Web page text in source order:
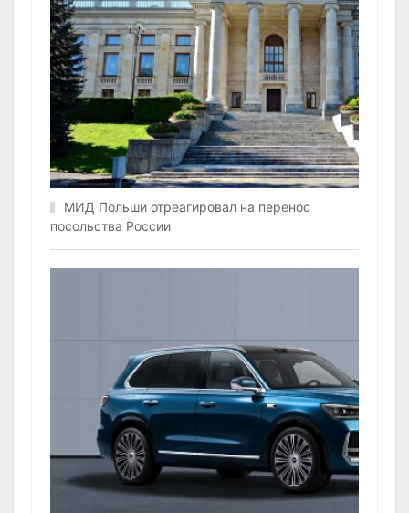
МИД Польши отреагировал на перенос
посольства России